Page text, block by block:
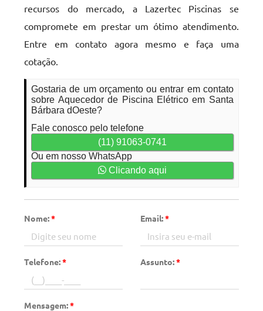
recursos do mercado, a Lazertec Piscinas se
compromete em prestar um ótimo atendimento.
Entre em contato agora mesmo e faça uma
cotação.
Gostaria de um orçamento ou entrar em contato
sobre Aquecedor de Piscina Elétrico em Santa
Bárbara dOeste?
Fale conosco pelo telefone
(11) 91063-0741
Ou em nosso WhatsApp
Clicando aqui
Nome:* Email:*
Telefone:* Assunto:*
Mensagem:*